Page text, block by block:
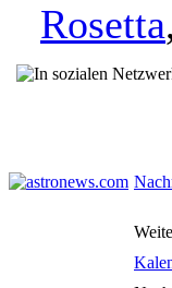
Rosetta